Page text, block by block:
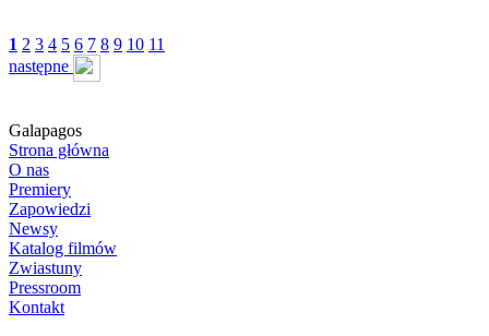
1 2 3 4 5 6 7 8 9 10 11
następne
Galapagos
Strona główna
O nas
Premiery
Zapowiedzi
Newsy
Katalog filmów
Zwiastuny
Pressroom
Kontakt